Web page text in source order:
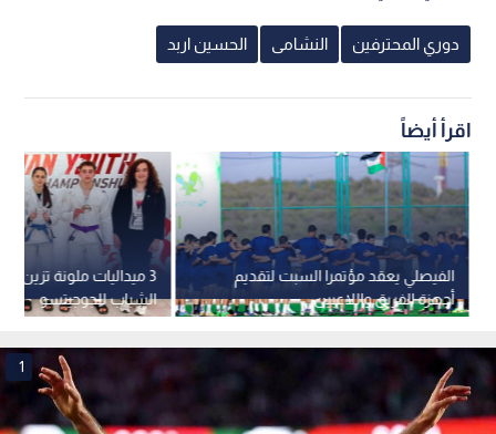
دوري المحترفين النشامى الحسين اربد
اقرأ أيضاً
3 ميداليات ملونة تزين
الشباب للجوجيتسو
الفيصلي يعقد مؤتمرا السبت لتقديم
أجهزة الفريق واللاعبين
1